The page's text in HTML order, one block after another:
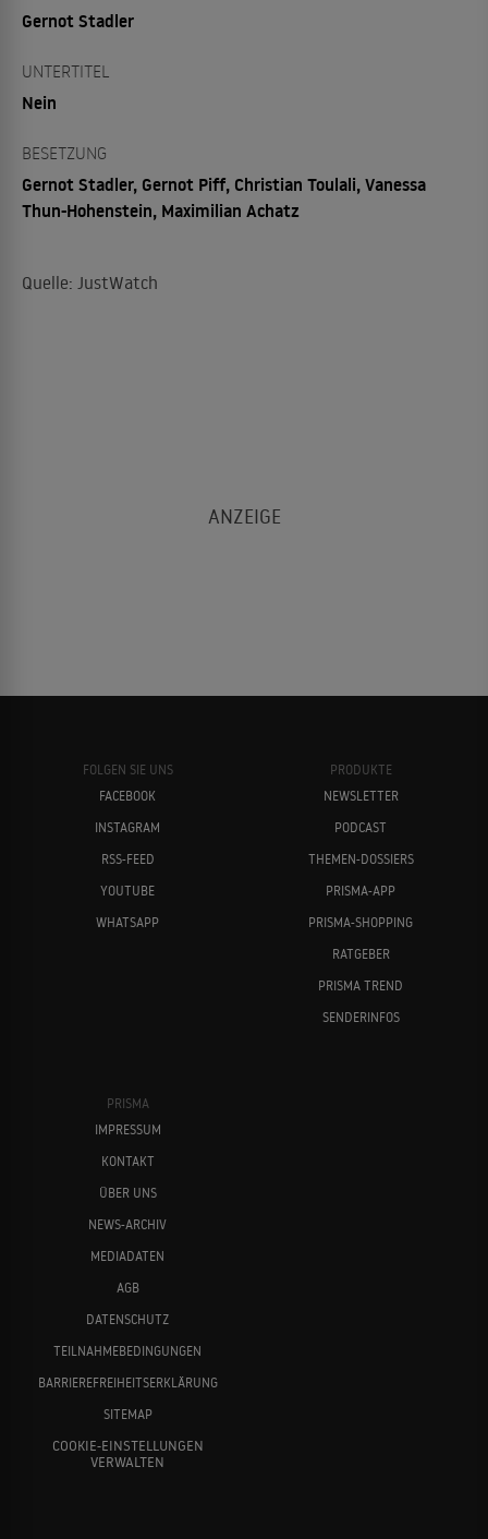
Gernot Stadler
UNTERTITEL
Nein
BESETZUNG
Gernot Stadler, Gernot Piff, Christian Toulali, Vanessa
Thun-Hohenstein, Maximilian Achatz
Quelle: JustWatch
FOLGEN SIE UNS
FACEBOOK
INSTAGRAM
RSS-FEED
YOUTUBE
WHATSAPP
PRODUKTE
NEWSLETTER
PODCAST
THEMEN-DOSSIERS
PRISMA-APP
PRISMA-SHOPPING
RATGEBER
PRISMA TREND
SENDERINFOS
PRISMA
IMPRESSUM
KONTAKT
ÜBER UNS
NEWS-ARCHIV
MEDIADATEN
AGB
DATENSCHUTZ
TEILNAHMEBEDINGUNGEN
BARRIEREFREIHEITSERKLÄRUNG
SITEMAP
COOKIE-EINSTELLUNGEN
VERWALTEN